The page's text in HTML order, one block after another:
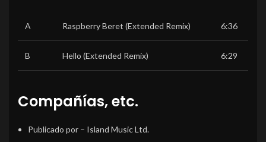
A Raspberry Beret (Extended Remix) 6:36
B Hello (Extended Remix) 6:29
Compañías, etc.
Publicado por – Island Music Ltd.